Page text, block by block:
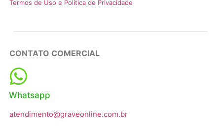
Termos de Uso e Política de Privacidade
CONTATO COMERCIAL
Whatsapp
atendimento@graveonline.com.br